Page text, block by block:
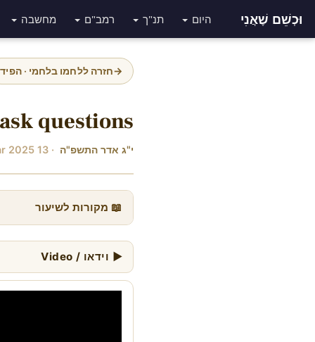
וּכְשֵׁם שֶׁאֲנִי היום תנ"ך רמב"ם מחשבה
→חזרה ללחמו בלחמי · הפיד
questions
י"ג אדר התשפ"ה · 13 Mar 2025
📖 מקורות לשיעור
▶ וידאו / Video